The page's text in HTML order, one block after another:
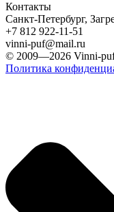
Контакты
Санкт-Петербург,
+7 812 922-11-51
vinni-puf@mail.ru
© 2009—2026 Vinni-
Политика